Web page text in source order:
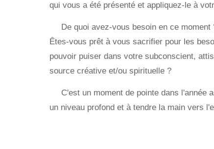
qui vous a été présenté et appliquez-le à
De quoi avez-vous besoin en ce
Êtes-vous prêt à vous sacrifier pour les
pouvoir puiser dans votre subconscient,
source créative et/ou spirituelle ?
C'est un moment de pointe dans l'année
un niveau profond et à tendre la main vers